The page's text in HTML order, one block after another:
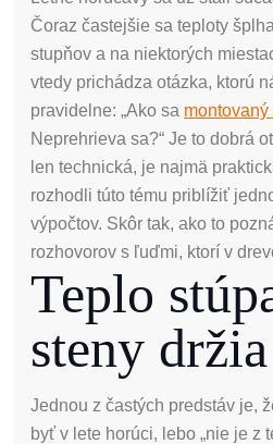
Čoraz častejšie sa teploty
stupňov a na niektorých
vtedy prichádza otázka, ktorú
pravidelne: „Ako sa montovaný
Neprehrieva sa?“ Je to dobrá
len technická, je najmä
rozhodli túto tému priblížiť
výpočtov. Skôr tak, ako to
rozhovorov s ľuďmi, ktorí v
Teplo
steny držia
Jednou z častých predstáv je,
byť v lete horúci, lebo „nie je z